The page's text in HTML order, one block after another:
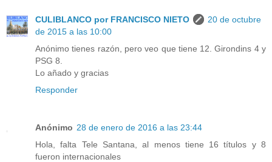
CULIBLANCO por FRANCISCO NIETO
20 de octubre
de 2015 a las 10:00
Anónimo tienes razón, pero veo que tiene 12. Girondins 4 y
PSG 8.
Lo añado y gracias
Responder
Anónimo 28 de enero de 2016 a las 23:44
Hola, falta Tele Santana, al menos tiene 16 títulos y 8
fueron internacionales